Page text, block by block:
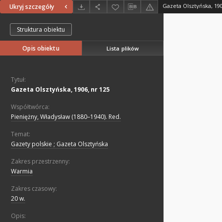
Ukryj szczegóły Gazeta Olsztyńska,
Struktura obiektu
Opis obiektu Lista plików
Tytuł:
Gazeta Olsztyńska, 1906, nr 125
Współtwórca:
Pieniężny, Władysław (1880–1940). Red.
Temat:
Gazety polskie ; Gazeta Olsztyńska
Zakres przestrzenny:
Warmia
Zakres czasowy:
20 w.
Opis: